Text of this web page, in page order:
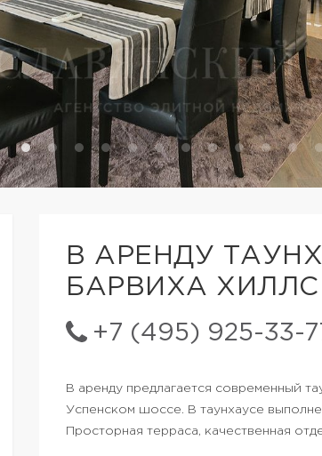
В АРЕНДУ
БАРВИХА ХИЛЛС
+7 (495) 925-33-
В аренду предлагается современный
Успенском шоссе. В таунхаусе
Просторная терраса, качественная